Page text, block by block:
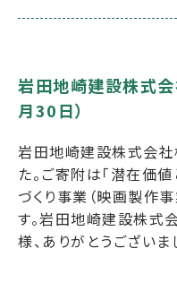
岩田地崎建設株式
月30日）
岩田地崎建設株式会社
た。ご寄附は「潜在価
づくり事業（映画製作
す。岩田地崎建設株式
様、ありがとうございま